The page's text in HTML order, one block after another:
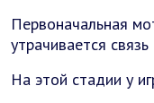
Первоначальная
утрачивается
На этой стадии у